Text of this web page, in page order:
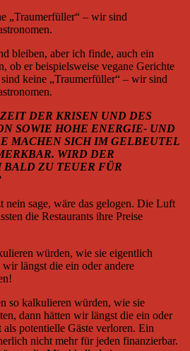
„Traumerfüller“ – wir sind
bleiben, aber ich finde, auch ein
ob er beispielsweise vegane Gerichte
keine „Traumerfüller“ – wir sind
DER KRISEN UND DES
SOWIE HOHE ENERGIE- UND
MACHEN SICH IM GELBEUTEL
WIRD DER
BALD ZU TEUER FÜR
nein sage, wäre das gelogen. Die Luft
die Restaurants ihre Preise
würden, wie sie eigentlich
längst die ein oder andere
so kalkulieren würden, wie sie
dann hätten wir längst die ein oder
als potentielle Gäste verloren. Ein
nicht mehr für jeden finanzierbar.